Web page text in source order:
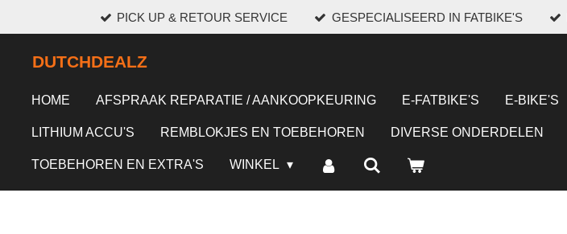
hoofdinhoud
PICK UP & RETOUR SERVICE GESPECIALISEERD IN FATBIKE'S
DUTCHDEALZ
HOME AFSPRAAK REPARATIE / AANKOOPKEURING E-FATBIKE'S E-BIKE'S
LITHIUM ACCU'S REMBLOKJES EN TOEBEHOREN DIVERSE ONDERDELEN
TOEBEHOREN EN EXTRA'S WINKEL